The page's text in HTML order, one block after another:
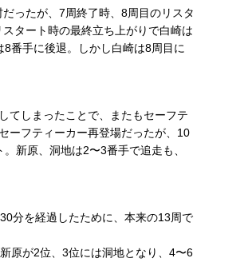
ったが、7周終了時、8周目のリスタ
タート時の最終立ち上がりで白崎は
番手に後退。しかし白崎は8周目に
てしまったことで、またもセーフテ
ーフティーカー再登場だったが、10
新原、洞地は2〜3番手で追走も、
分を経過したために、本来の13周で
原が2位、3位には洞地となり、4〜6